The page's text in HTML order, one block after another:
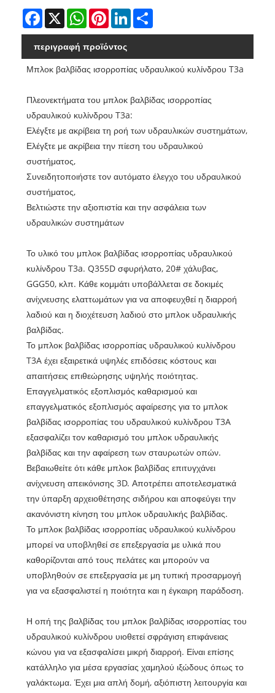
Facebook
X WhatsAppPinterestLinkedIn
περιγραφή προϊόντος
Μπλοκ βαλβίδας ισορροπίας υδραυλικού κυλίνδρου T3a
Πλεονεκτήματα του μπλοκ βαλβίδας ισορροπίας
υδραυλικού κυλίνδρου T3a:
Ελέγξτε με ακρίβεια τη ροή των υδραυλικών συστημάτων,
Ελέγξτε με ακρίβεια την πίεση του υδραυλικού
συστήματος,
Συνειδητοποιήστε τον αυτόματο έλεγχο του υδραυλικού
συστήματος,
Βελτιώστε την αξιοπιστία και την ασφάλεια των
υδραυλικών συστημάτων
Το υλικό του μπλοκ βαλβίδας ισορροπίας υδραυλικού
κυλίνδρου T3a. Q355D σφυρήλατο, 20# χάλυβας,
GGG50, κλπ. Κάθε κομμάτι υποβάλλεται σε δοκιμές
ανίχνευσης ελαττωμάτων για να αποφευχθεί η διαρροή
λαδιού και η διοχέτευση λαδιού στο μπλοκ υδραυλικής
βαλβίδας.
Το μπλοκ βαλβίδας ισορροπίας υδραυλικού κυλίνδρου
T3A έχει εξαιρετικά υψηλές επιδόσεις κόστους και
απαιτήσεις επιθεώρησης υψηλής ποιότητας.
Επαγγελματικός εξοπλισμός καθαρισμού και
επαγγελματικός εξοπλισμός αφαίρεσης για το μπλοκ
βαλβίδας ισορροπίας του υδραυλικού κυλίνδρου T3A
εξασφαλίζει τον καθαρισμό του μπλοκ υδραυλικής
βαλβίδας και την αφαίρεση των σταυρωτών οπών.
Βεβαιωθείτε ότι κάθε μπλοκ βαλβίδας επιτυγχάνει
ανίχνευση απεικόνισης 3D. Αποτρέπει αποτελεσματικά
την ύπαρξη αρχειοθέτησης σιδήρου και αποφεύγει την
ακανόνιστη κίνηση του μπλοκ υδραυλικής βαλβίδας.
Το μπλοκ βαλβίδας ισορροπίας υδραυλικού κυλίνδρου
μπορεί να υποβληθεί σε επεξεργασία με υλικά που
καθορίζονται από τους πελάτες και μπορούν να
υποβληθούν σε επεξεργασία με μη τυπική προσαρμογή
για να εξασφαλιστεί η ποιότητα και η έγκαιρη παράδοση.
Η οπή της βαλβίδας του μπλοκ βαλβίδας ισορροπίας του
υδραυλικού κυλίνδρου υιοθετεί σφράγιση επιφάνειας
κώνου για να εξασφαλίσει μικρή διαρροή. Είναι επίσης
κατάλληλο για μέσα εργασίας χαμηλού ιξώδους όπως το
γαλάκτωμα. Έχει μια απλή δομή, αξιόπιστη λειτουργία και